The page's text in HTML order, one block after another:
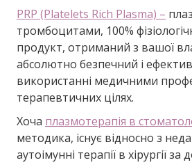
PRP (Platelets Rich Plasma) –
тромбоцитами, 100%
продукт, отриманий з вашої
абсолютно безпечний і
використанні медичними
терапевтичних цілях.
Хоча плазмотерапія в
методика, існує відносно з
аутоімунні терапії в хірургії